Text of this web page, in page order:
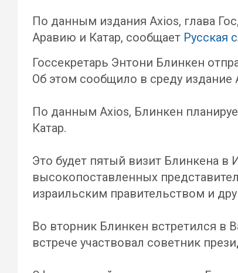
По данным издания Axios, глава
Аравию и Катар, сообщает Русская
Госсекретарь Энтони Блинкен
Об этом сообщило в среду издание
По данным Axios, Блинкен
Катар.
Это будет пятый визит Блинкена
высокопоставленных
израильским правительством и
Во вторник Блинкен встретился в
встрече участвовал советник